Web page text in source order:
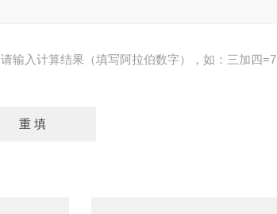
请输入计算结果（填写阿拉伯数字），如：三加四=7